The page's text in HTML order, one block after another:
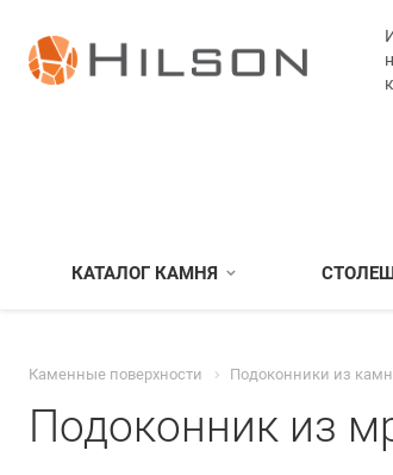
КАТАЛОГ КАМНЯ
Каменные поверхности Подоконники из
Подоконник из